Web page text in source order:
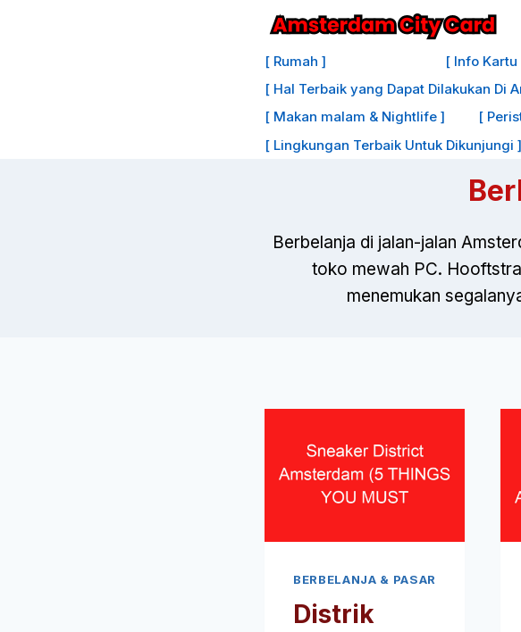
[ Rumah ] [ Info
[ Hal Terbaik yang Dapat Dilakukan Di
[ Makan malam & Nightlife ]
[
[ Lingkungan Terbaik Untuk Dikunjungi ]
Berbelanja di jalan-jalan
toko mewah PC.
menemukan
BERBELANJA & PASAR
Distrik